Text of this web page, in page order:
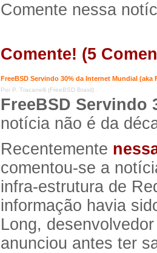
Comente nessa
Comente! (5
FreeBSD Servindo 30% da Internet Mundial (aka
Por P. Tracanelli (FreeBSD Brasil)
FreeBSD Servindo
notícia não é da
Recentemente
comentou-se a
infra-estrutura de
informação havia
Long,
anunciou antes ter